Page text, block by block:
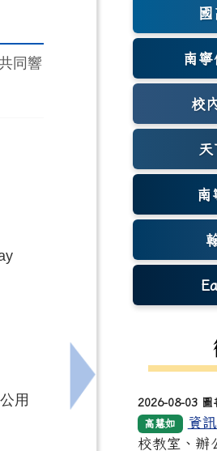
期課程資訊
同響
用
下一筆：鏡電視股
南
校
南
2026-08-03 圖
高慧如
資
校教室、辦